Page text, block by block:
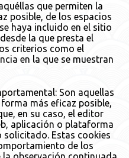
que permiten la
posible, de los espacios
haya incluido en el sitio
la que presta el
criterios como el
en la que se muestran
Son aquellas
más eficaz posible,
en su caso, el editor
aplicación o plataforma
solicitado. Estas cookies
de los